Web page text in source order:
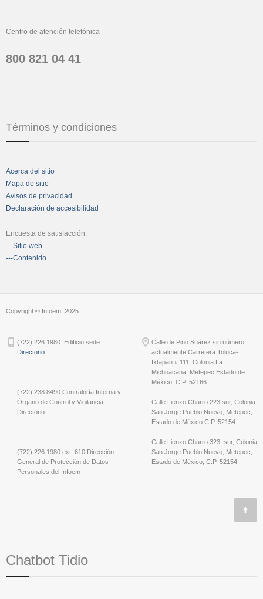
Centro de atención telefónica
800 821 04 41
Términos y condiciones
Acerca del sitio
Mapa de sitio
Avisos de privacidad
Declaración de accesibilidad
Encuesta de satisfacción:
---Sitio web
---Contenido
Copyright © Infoem, 2025
(722) 226 1980. Edificio sede
Directorio
(722) 238 8490 Contraloría Interna y
Órgano de Control y Vigilancia
Directorio
(722) 226 1980 ext. 610 Dirección
General de Protección de Datos
Personales del Infoem
Calle de Pino Suárez sin número,
actualmente Carretera Toluca-
Ixtapan # 111, Colonia La
Michoacana; Metepec Estado de
México, C.P. 52166
Calle Lienzo Charro 223 sur, Colonia
San Jorge Pueblo Nuevo, Metepec,
Estado de México C.P. 52154
Calle Lienzo Charro 323, sur, Colonia
San Jorge Pueblo Nuevo, Metepec,
Estado de México, C.P. 52154.
Chatbot Tidio